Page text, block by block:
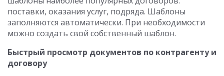
поставки, оказания услуг, подряда. Шаблоны
заполняются автоматически. При необходимости
можно создать свой собственный шаблон.
Быстрый просмотр документов по контрагенту и
договору